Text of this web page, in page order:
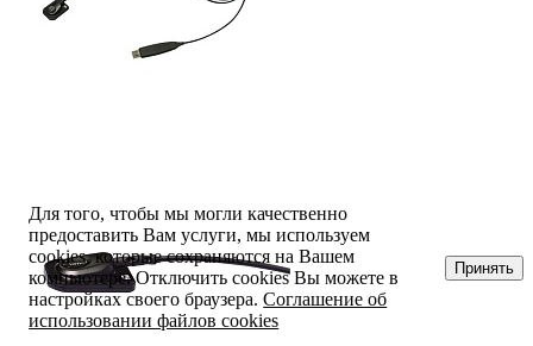
Для того, чтобы мы могли качественно
предоставить Вам услуги, мы используем
cookies, которые сохраняются на Вашем
компьютере. Отключить cookies Вы можете в
настройках своего браузера.Соглашение об
использовании файлов cookies
Принять